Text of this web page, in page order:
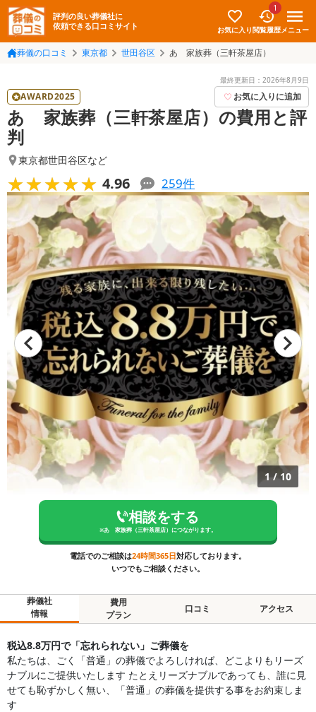
評判の良い葬儀社に
依頼できる口コミサイト
お気に入り
1
閲覧履歴メニュー
葬儀の口コミ 東京都 世田谷区 あゝ家族葬（三軒茶屋店）
最終更新日： 2026年8月9日
AWARD2025 お気に入りに追加
あゝ家族葬（三軒茶屋店）の費用と評
判
東京都世田谷区など
★★★★★
★★★★★ 4.96 259件
1/10
相談をする
※あゝ家族葬（三軒茶屋店） につながります。
電話でのご相談は24時間365日対応しております。
いつでもご相談ください。
葬儀社
情報
費用
プラン
口コミ アクセス
税込8.8万円で「忘れられない」ご葬儀を
私たちは、ごく「普通」の葬儀でよろしければ、どこよりもリーズ
ナブルにご提供いたします たとえリーズナブルであっても、誰に見
せても恥ずかしく無い、「普通」の葬儀を提供する事をお約束しま
す